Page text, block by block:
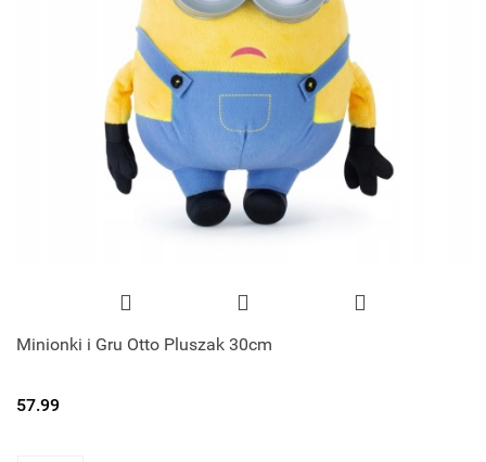
Minionki i Gru Otto Pluszak 30cm
57.99